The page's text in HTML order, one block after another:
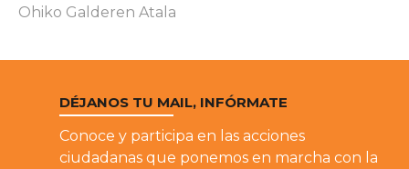
Ohiko Galderen Atala
DÉJANOS TU MAIL, INFÓRMATE
Conoce y participa en las acciones
ciudadanas que ponemos en marcha con la